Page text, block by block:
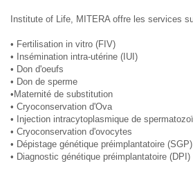
Institute of Life, MITERA offre les services
• Fertilisation in vitro (FIV)
• Insémination intra-utérine (IUI)
• Don d'oeufs
• Don de sperme
•Maternité de substitution
• Cryoconservation d'Ova
• Injection intracytoplasmique de
• Cryoconservation d'ovocytes
• Dépistage génétique préimplantatoire (SGP)
• Diagnostic génétique préimplantatoire (DPI)